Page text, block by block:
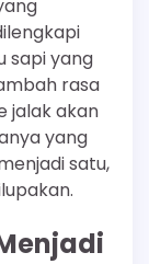
sapi yang
rasa
jalak akan
yang
satu,